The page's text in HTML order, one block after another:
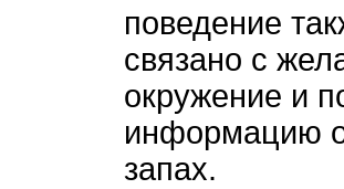
поведение
связано с
окружение и
информацию
запах.